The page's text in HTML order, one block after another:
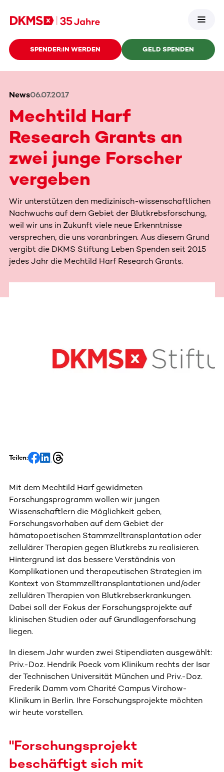
SPENDER:IN WERDEN GELD SPENDEN
News06.07.2017
Mechtild Harf
Research Grants an
zwei junge Forscher
vergeben
Wir unterstützen den medizinisch-wissenschaftlichen
Nachwuchs auf dem Gebiet der Blutkrebsforschung,
weil wir uns in Zukunft viele neue Erkenntnisse
versprechen, die uns voranbringen. Aus diesem Grund
vergibt die DKMS Stiftung Leben Spenden seit 2015
jedes Jahr die Mechtild Harf Research Grants.
Teilen:
Mit dem Mechtild Harf gewidmeten
Forschungsprogramm wollen wir jungen
Wissenschaftlern die Möglichkeit geben,
Forschungsvorhaben auf dem Gebiet der
hämatopoetischen Stammzelltransplantation oder
zellulärer Therapien gegen Blutkrebs zu realisieren.
Hintergrund ist das bessere Verständnis von
Komplikationen und therapeutischen Strategien im
Kontext von Stammzelltransplantationen und/oder
zellulären Therapien von Blutkrebserkrankungen.
Dabei soll der Fokus der Forschungsprojekte auf
klinischen Studien oder auf Grundlagenforschung
liegen.
In diesem Jahr wurden zwei Stipendiaten ausgewählt:
Priv.-Doz. Hendrik Poeck vom Klinikum rechts der Isar
der Technischen Universität München und Priv.-Doz.
Frederik Damm vom Charité Campus Virchow-
Klinikum in Berlin. Ihre Forschungsprojekte möchten
wir heute vorstellen.
"Forschungsprojekt
beschäftigt sich mit